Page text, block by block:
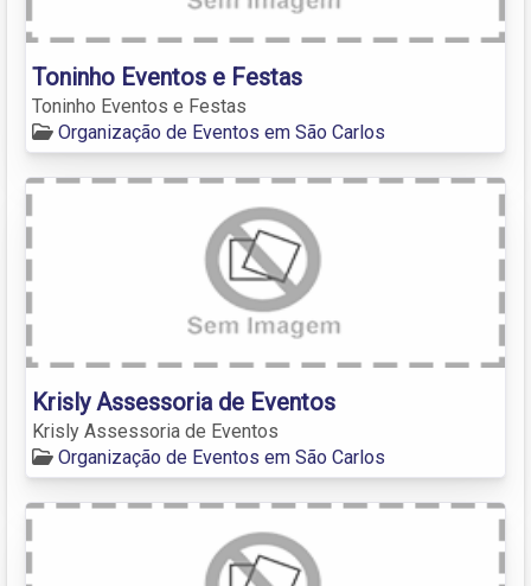
Toninho Eventos e Festas
Toninho Eventos e Festas
Organização de Eventos em São Carlos
Krisly Assessoria de Eventos
Krisly Assessoria de Eventos
Organização de Eventos em São Carlos